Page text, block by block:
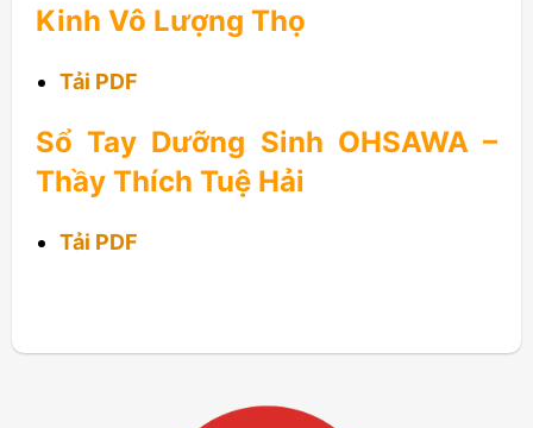
Kinh Vô Lượng Thọ
Tải PDF
Sổ Tay Dưỡng Sinh OHSAWA –
Thầy Thích Tuệ Hải
Tải PDF